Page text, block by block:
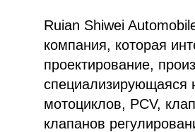
Ruian Shiwei
компания, которая
проектирование,
специализирующаяся
мотоциклов, PCV,
клапанов